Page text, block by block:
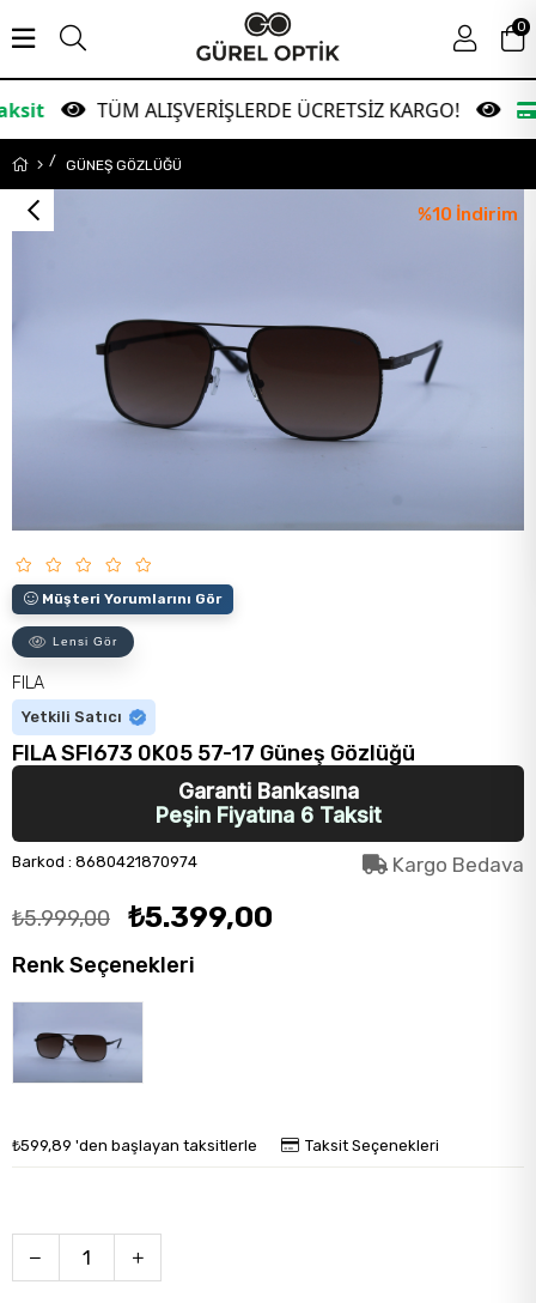
ALIŞVERİŞLERDE ÜCRETSİZ KARGO! Garanti
0
GÜNEŞ GÖZLÜĞÜ
%10 İndirim
Müşteri Yorumlarını Gör
Lensi Gör
FILA
Yetkili Satıcı
FILA SFI673 0K05 57-17 Güneş Gözlüğü
Garanti Bankasına
Peşin Fiyatına 6 Taksit
Barkod : 8680421870974 Kargo Bedava
₺5.999,00 ₺5.399,00
Renk Seçenekleri
₺599,89 'den başlayan taksitlerle Taksit Seçenekleri